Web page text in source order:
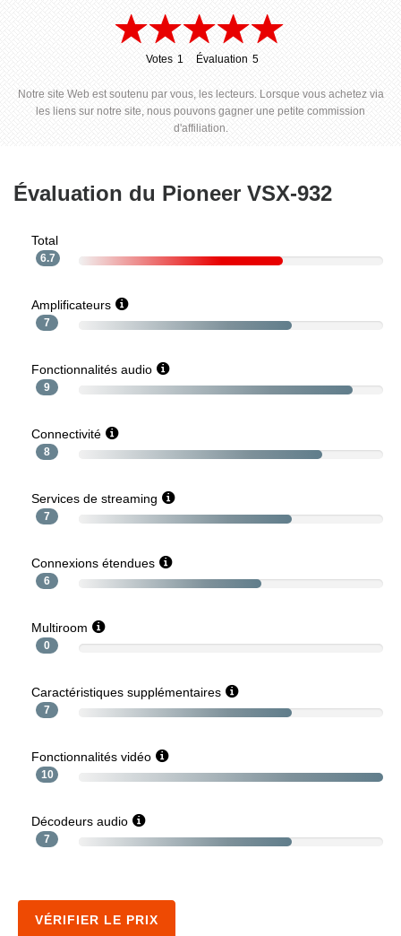
Votes 1
Évaluation 5
Notre site Web est soutenu par vous, les lecteurs. Lorsque vous achetez via
les liens sur notre site, nous pouvons gagner une petite commission
d'affiliation.
Évaluation du Pioneer VSX-932
Total
6.7
Amplificateurs
7
Fonctionnalités audio
9
Connectivité
8
Services de streaming
7
Connexions étendues
6
Multiroom
0
Caractéristiques supplémentaires
7
Fonctionnalités vidéo
10
Décodeurs audio
7
VÉRIFIER LE PRIX